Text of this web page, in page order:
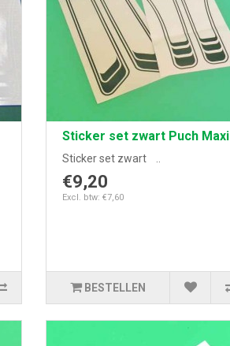
Sticker set zwart Puch Maxi
Sticker set zwart ..
€9,20
Excl. btw: €7,60
BESTELLEN